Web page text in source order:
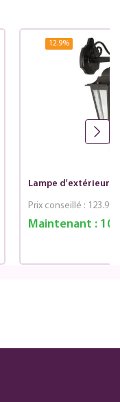
12.9%
Lampe d'extérieur
Maintenant :
Prix conseillé : 123.99 €